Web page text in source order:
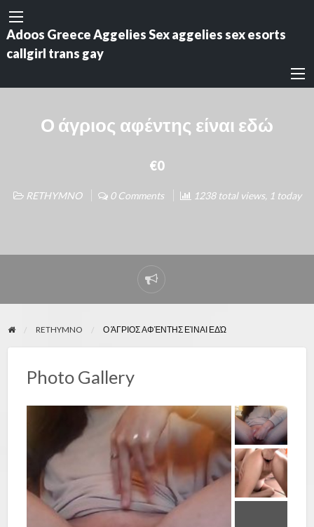
Adoos Greece Aggelies Sex aggelies sex esorts
callgirl trans gay
Ο άγριος αφέντης είναι εδώ
€0
RETHYMNO 0 Comments 1238 total views, 1 today
RETHYMNO Ο ΆΓΡΙΟΣ ΑΦΈΝΤΗΣ ΕΊΝΑΙ ΕΔΏ
Photo Gallery